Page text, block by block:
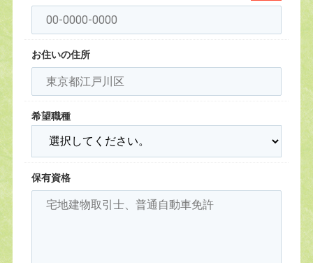
お住いの住所
希望職種
保有資格